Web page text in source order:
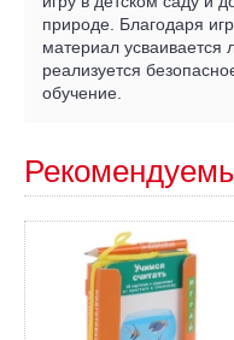
природе. Благодаря
материал усваивается
реализуется
обучение.